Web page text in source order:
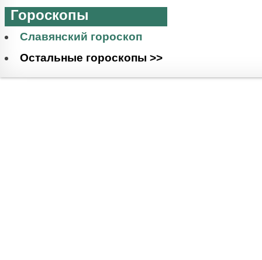
Гороскопы
Славянский гороскоп
Остальные гороскопы >>